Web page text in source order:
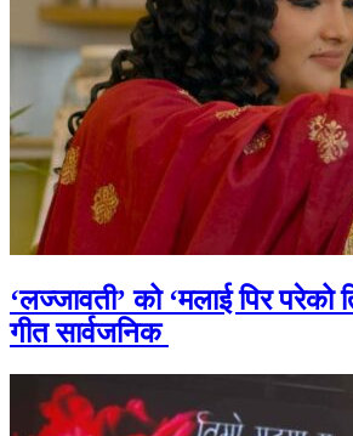
‘लज्जावती’ को ‘मलाई पिर परेको
गीत सार्वजनिक